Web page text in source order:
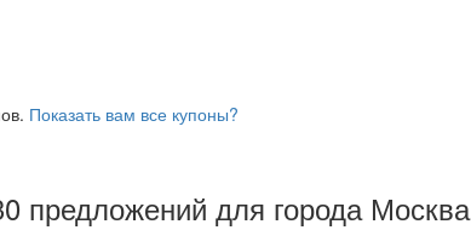
Показать вам все купоны?
предложений для города Москва